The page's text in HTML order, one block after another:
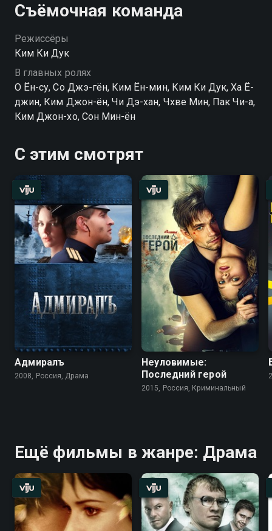
Съёмочная команда
Режиссёры
Ким Ки Дук
В главных ролях
О Ён-су, Со Джэ-гён, Ким Ён-мин, Ким Ки Дук, Ха Ё-
джин, Ким Джон-ён, Чи Дэ-хан, Чхве Мин, Пак Чи-а,
Ким Джон-хо, Сон Мин-ён
С этим смотрят
Адмиралъ
2008, Россия, Драма
Неуловимые:
Последний герой
2015, Россия, Криминальный
Ещё фильмы в жанре: Драма